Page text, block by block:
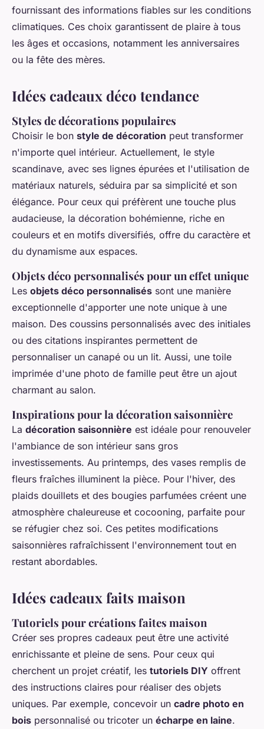
fournissant des informations fiables sur les conditions
climatiques. Ces choix garantissent de plaire à tous
les âges et occasions, notamment les anniversaires
ou la fête des mères.
Idées cadeaux déco tendance
Styles de décorations populaires
Choisir le bon style de décoration peut transformer
n'importe quel intérieur. Actuellement, le style
scandinave, avec ses lignes épurées et l'utilisation de
matériaux naturels, séduira par sa simplicité et son
élégance. Pour ceux qui préfèrent une touche plus
audacieuse, la décoration bohémienne, riche en
couleurs et en motifs diversifiés, offre du caractère et
du dynamisme aux espaces.
Objets déco personnalisés pour un effet unique
Les objets déco personnalisés sont une manière
exceptionnelle d'apporter une note unique à une
maison. Des coussins personnalisés avec des initiales
ou des citations inspirantes permettent de
personnaliser un canapé ou un lit. Aussi, une toile
imprimée d'une photo de famille peut être un ajout
charmant au salon.
Inspirations pour la décoration saisonnière
La décoration saisonnière est idéale pour renouveler
l'ambiance de son intérieur sans gros
investissements. Au printemps, des vases remplis de
fleurs fraîches illuminent la pièce. Pour l'hiver, des
plaids douillets et des bougies parfumées créent une
atmosphère chaleureuse et cocooning, parfaite pour
se réfugier chez soi. Ces petites modifications
saisonnières rafraîchissent l'environnement tout en
restant abordables.
Idées cadeaux faits maison
Tutoriels pour créations faites maison
Créer ses propres cadeaux peut être une activité
enrichissante et pleine de sens. Pour ceux qui
cherchent un projet créatif, les tutoriels DIY offrent
des instructions claires pour réaliser des objets
uniques. Par exemple, concevoir un cadre photo en
bois personnalisé ou tricoter un écharpe en laine.